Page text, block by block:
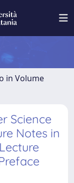
in Volume
Science
Notes in